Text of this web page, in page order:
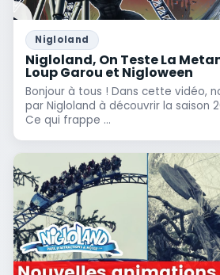
Nigloland
Nigloland, On Teste La
Loup Garou et Nigloween
Bonjour à tous ! Dans cette vidéo,
par Nigloland à découvrir la saison
Ce qui frappe ...